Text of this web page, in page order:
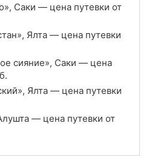
руб.
Ялта
Саки — цена путевки от
Ялта — цена путевки
сияние», Саки — цена
Ялта — цена путевки
— цена путевки от